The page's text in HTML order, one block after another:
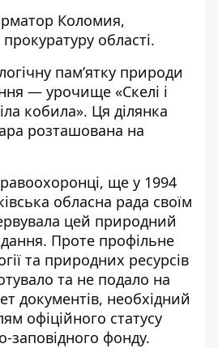
Коломия,
прокуратуру області.
пам’ятку природи
— урочище «Скелі і
кобила». Ця ділянка
розташована на
ще у 1994
обласна рада своїм
цей природний
Проте профільне
та природних ресурсів
та не подало на
документів, необхідний
офіційного статусу
заповідного фонду.